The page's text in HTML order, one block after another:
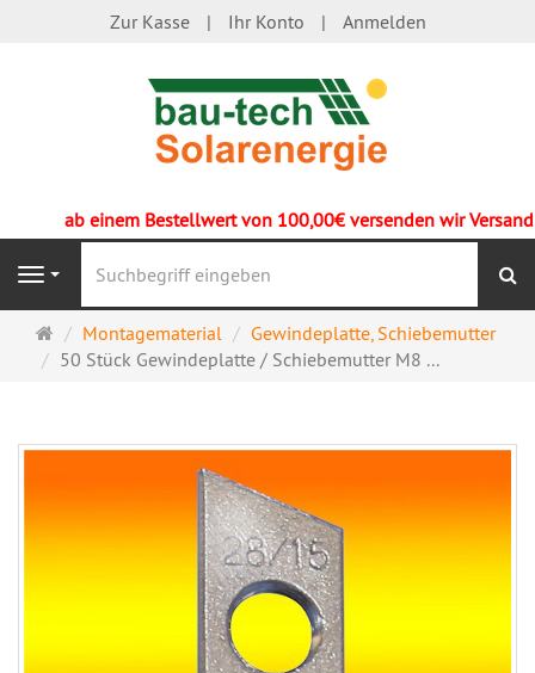
Zur Kasse Ihr Konto Anmelden
ab einem Bestellwert von 100,00€ versenden wir
Navigation
Startseite
Montagematerial
Gewindeplatte, Schiebemutter
50 Stück Gewindeplatte / Schiebemutter M8 ...